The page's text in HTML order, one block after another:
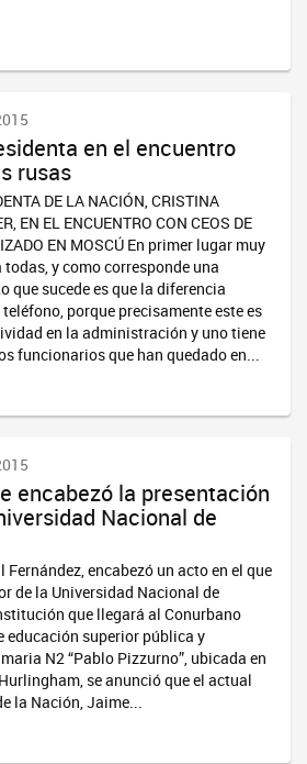
en el encuentro
rusas
DE LA NACIÓN, CRISTINA
EN EL ENCUENTRO CON CEOS DE
EN MOSCÚ En primer lugar muy
y como corresponde una
que sucede es que la diferencia
porque precisamente este es
en la administración y uno tiene
funcionarios que han quedado en...
encabezó la presentación
Nacional de
Fernández, encabezó un acto en el que
de la Universidad Nacional de
que llegará al Conurbano
educación superior pública y
N2 “Pablo Pizzurno”, ubicada en
se anunció que el actual
la Nación, Jaime...